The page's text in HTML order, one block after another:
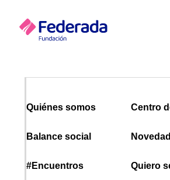
Quiénes somos
Balance social
#Encuentros
Centro
Quiero